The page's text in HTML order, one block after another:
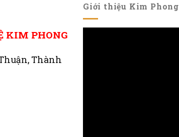
KIM PHONG
Thành
Giới thiệu Kim Phong